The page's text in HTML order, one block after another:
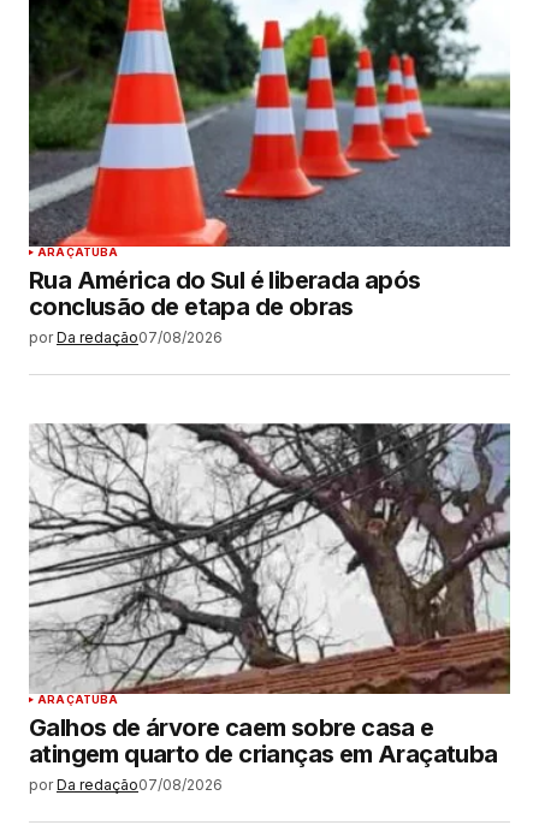
ARAÇATUBA
Rua América do Sul é liberada após
conclusão de etapa de obras
por Da redação07/08/2026
ARAÇATUBA
Galhos de árvore caem sobre casa e
atingem quarto de crianças em Araçatuba
por Da redação07/08/2026